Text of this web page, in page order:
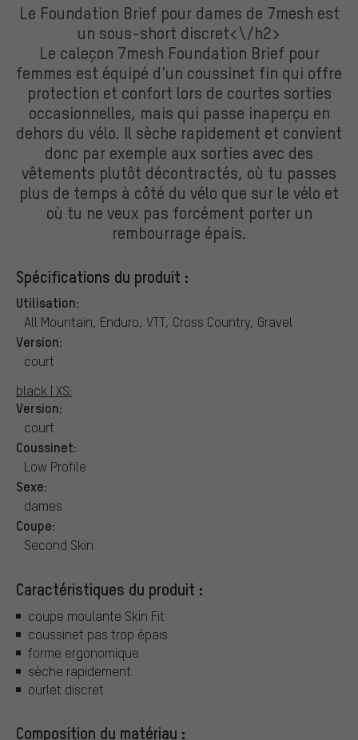
Le Foundation Brief pour dames de 7mesh est
un sous-short discret<\/h2>
Le caleçon 7mesh Foundation Brief pour
femmes est équipé d'un coussinet fin qui offre
protection et confort lors de courtes sorties
occasionnelles, mais qui passe inaperçu en
dehors du vélo. Il sèche rapidement et convient
donc par exemple aux sorties avec des
vêtements plutôt décontractés, où tu passes
plus de temps à côté du vélo que sur le vélo et
où tu ne veux pas forcément porter un
rembourrage épais.
Spécifications du produit :
Utilisation:
All Mountain, Enduro, VTT, Cross Country, Gravel
Version:
court
black | XS:
Version:
court
Coussinet:
Low Profile
Sexe:
dames
Coupe:
Second Skin
Caractéristiques du produit :
coupe moulante Skin Fit
coussinet pas trop épais
forme ergonomique
sèche rapidement
ourlet discret
Composition du matériau :